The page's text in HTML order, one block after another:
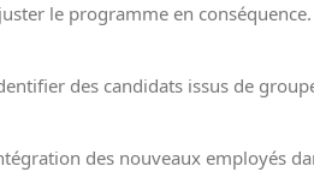
le programme en
des candidats issus de
des nouveaux employés